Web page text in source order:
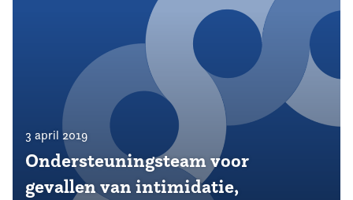
3 april 2019
Ondersteuningsteam voor
gevallen van intimidatie,